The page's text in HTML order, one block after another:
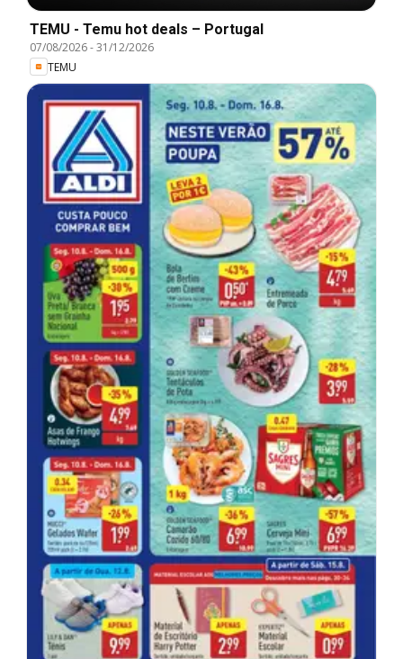
TEMU - Temu hot deals – Portugal
07/08/2026-31/12/2026
TEMU